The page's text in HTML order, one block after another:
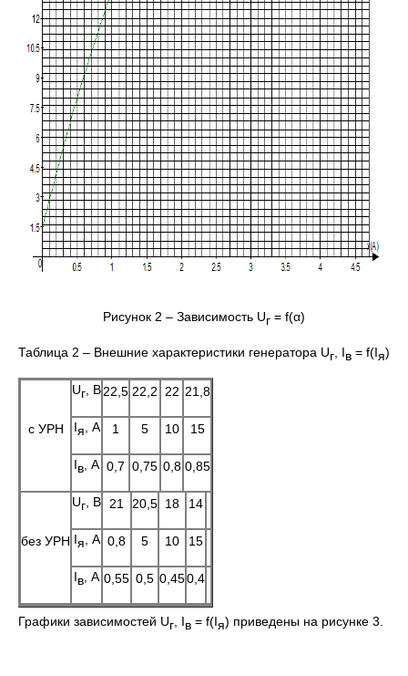
Рисунок 2 – Зависимость Uг = f(α)
Таблица 2 – Внешние характеристики генератора Uг , Iв = f(Iя)
с УРН
Uг, В22,5 22,2 22 21,8
Iя, А 1 5 10 15
Iв, А 0,7 0,75 0,8 0,85
без УРН
Uг, В 21 20,5 18 14
Iя, А 0,8 5 10 15
Iв, А 0,55 0,5 0,450,4
Графики зависимостей Uг, Iв = f(Iя) приведены на рисунке 3.